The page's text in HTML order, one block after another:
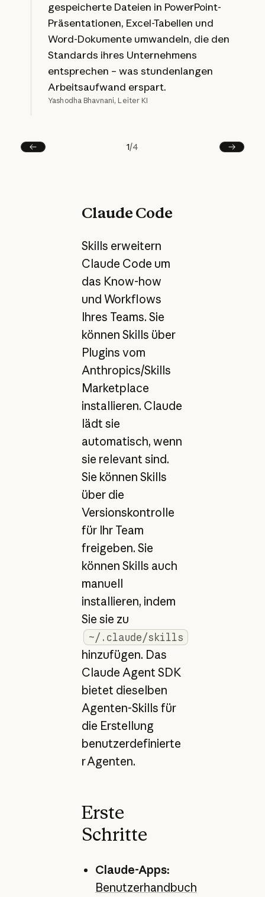
gespeicherte Dateien in PowerPoint-
Präsentationen, Excel-Tabellen und
Word-Dokumente umwandeln, die den
Standards ihres Unternehmens
entsprechen – was stundenlangen
Arbeitsaufwand erspart.
Yashodha Bhavnani, Leiter KI
Vorherige
1/4
Next
Claude Code
Skills erweitern
Claude Code um
das Know-how
und Workflows
Ihres Teams. Sie
können Skills über
Plugins vom
Anthropics/Skills
Marketplace
installieren. Claude
lädt sie
automatisch, wenn
sie relevant sind.
Sie können Skills
über die
Versionskontrolle
für Ihr Team
freigeben. Sie
können Skills auch
manuell
installieren, indem
Sie sie zu
~/.claude/skills
hinzufügen. Das
Claude Agent SDK
bietet dieselben
Agenten-Skills für
die Erstellung
benutzerdefinierte
r Agenten.
Erste
Schritte
Claude-Apps:
Benutzerhandbuch